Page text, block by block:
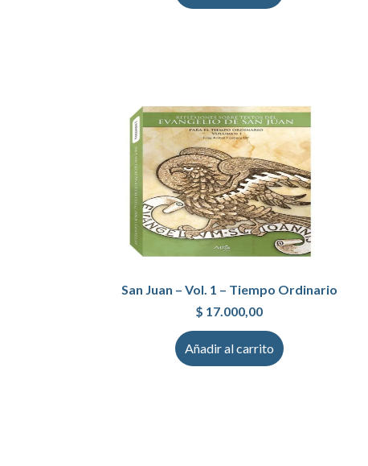
San Juan – Vol. 1 – Tiempo Ordinario
$ 17.000,00
Añadir al carrito